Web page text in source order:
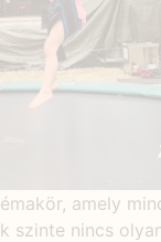
amely
szinte nincs